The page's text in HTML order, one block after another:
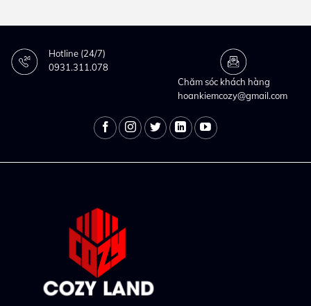
Hotline (24/7)
0931.311.078
Chăm sóc khách hàng
hoankiemcozy@gmail.com